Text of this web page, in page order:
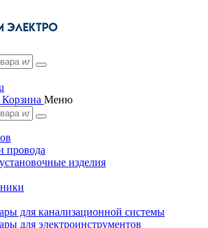
Корзина Меню
провода
изделия
для канализационной системы
для электроинструментов